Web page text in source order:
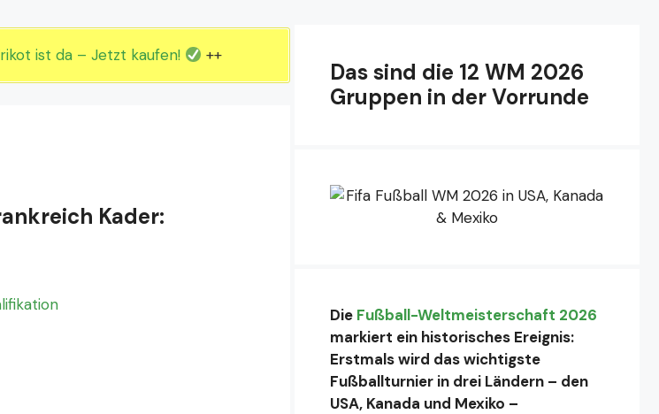
ist da – Jetzt kaufen! ++
Kader:
Das sind die 12 WM 2026
Gruppen in der Vorrunde
Die Fußball-Weltmeisterschaft 2026
markiert ein historisches Ereignis:
Erstmals wird das wichtigste
Fußballturnier in drei Ländern – den
USA, Kanada und Mexiko –